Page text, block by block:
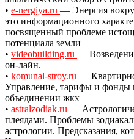
• e-nergiya.ru — Энергия
это информационного
посвященный проблеме
потенциала земли
• videobuilding.ru —
он-лайн.
• komunal-stroy.ru —
Управление, тарифы и фонды
объединении жкх
• astralzodiak.ru —
плеядами. Проблемы
астрологии. Предсказания,